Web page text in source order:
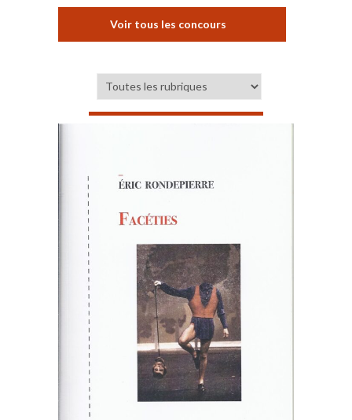
Voir tous les concours